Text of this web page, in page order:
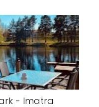
- Imatra